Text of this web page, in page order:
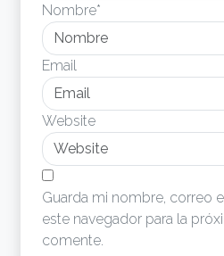
Nombre*
Email
Website
Guarda mi nombre, correo
este navegador para la
comente.